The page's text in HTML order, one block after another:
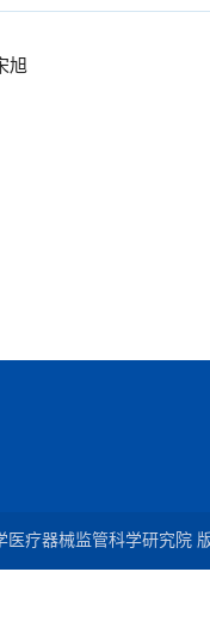
旭
医疗器械监管科学研究院